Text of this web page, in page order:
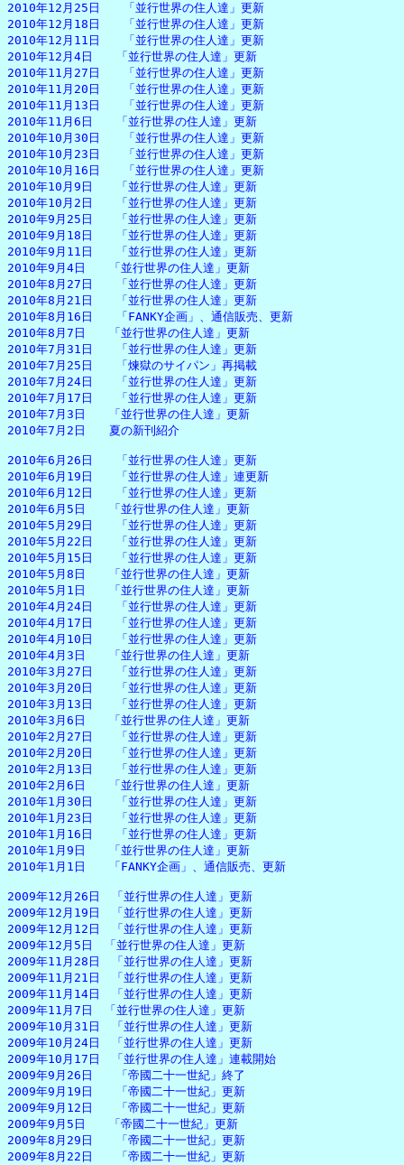
2010年12月25日　　「並行世界の住人達」更新
2010年12月18日　　「並行世界の住人達」更新
2010年12月11日　　「並行世界の住人達」更新
2010年12月4日　　「並行世界の住人達」更新
2010年11月27日　　「並行世界の住人達」更新
2010年11月20日　　「並行世界の住人達」更新
2010年11月13日　　「並行世界の住人達」更新
2010年11月6日　　「並行世界の住人達」更新
2010年10月30日　　「並行世界の住人達」更新
2010年10月23日　　「並行世界の住人達」更新
2010年10月16日　　「並行世界の住人達」更新
2010年10月9日　　「並行世界の住人達」更新
2010年10月2日　　「並行世界の住人達」更新
2010年9月25日　　「並行世界の住人達」更新
2010年9月18日　　「並行世界の住人達」更新
2010年9月11日　　「並行世界の住人達」更新
2010年9月4日　　「並行世界の住人達」更新
2010年8月27日　　「並行世界の住人達」更新
2010年8月21日　　「並行世界の住人達」更新
2010年8月16日　　「FANKY企画」、通信販売、更新
2010年8月7日　　「並行世界の住人達」更新
2010年7月31日　　「並行世界の住人達」更新
2010年7月25日　　「煉獄のサイパン」再掲載
2010年7月24日　　「並行世界の住人達」更新
2010年7月17日　　「並行世界の住人達」更新
2010年7月3日　　「並行世界の住人達」更新
2010年7月2日　　夏の新刊紹介
2010年6月26日　　「並行世界の住人達」更新
2010年6月19日　　「並行世界の住人達」連更新
2010年6月12日　　「並行世界の住人達」更新
2010年6月5日　　「並行世界の住人達」更新
2010年5月29日　　「並行世界の住人達」更新
2010年5月22日　　「並行世界の住人達」更新
2010年5月15日　　「並行世界の住人達」更新
2010年5月8日　　「並行世界の住人達」更新
2010年5月1日　　「並行世界の住人達」更新
2010年4月24日　　「並行世界の住人達」更新
2010年4月17日　　「並行世界の住人達」更新
2010年4月10日　　「並行世界の住人達」更新
2010年4月3日　　「並行世界の住人達」更新
2010年3月27日　　「並行世界の住人達」更新
2010年3月20日　　「並行世界の住人達」更新
2010年3月13日　　「並行世界の住人達」更新
2010年3月6日　　「並行世界の住人達」更新
2010年2月27日　　「並行世界の住人達」更新
2010年2月20日　　「並行世界の住人達」更新
2010年2月13日　　「並行世界の住人達」更新
2010年2月6日　　「並行世界の住人達」更新
2010年1月30日　　「並行世界の住人達」更新
2010年1月23日　　「並行世界の住人達」更新
2010年1月16日　　「並行世界の住人達」更新
2010年1月9日　　「並行世界の住人達」更新
2010年1月1日　　「FANKY企画」、通信販売、更新
2009年12月26日　「並行世界の住人達」更新
2009年12月19日　「並行世界の住人達」更新
2009年12月12日　「並行世界の住人達」更新
2009年12月5日　「並行世界の住人達」更新
2009年11月28日　「並行世界の住人達」更新
2009年11月21日　「並行世界の住人達」更新
2009年11月14日　「並行世界の住人達」更新
2009年11月7日　「並行世界の住人達」更新
2009年10月31日　「並行世界の住人達」更新
2009年10月24日　「並行世界の住人達」更新
2009年10月17日　「並行世界の住人達」連載開始
2009年9月26日　　「帝國二十一世紀」終了
2009年9月19日　　「帝國二十一世紀」更新
2009年9月12日　　「帝國二十一世紀」更新
2009年9月5日　　「帝國二十一世紀」更新
2009年8月29日　　「帝國二十一世紀」更新
2009年8月22日　　「帝國二十一世紀」更新